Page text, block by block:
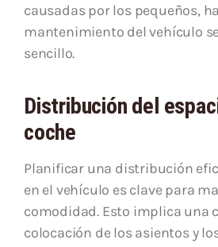
causadas por los pequeños,
mantenimiento del vehículo
sencillo.
Distribución del
coche
Planificar una distribución
en el vehículo es clave para
comodidad. Esto implica una
colocación de los asientos y